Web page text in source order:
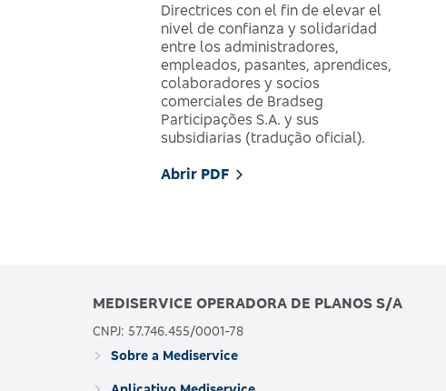
Directrices con el fin de elevar el
nivel de confianza y solidaridad
entre los administradores,
empleados, pasantes, aprendices,
colaboradores y socios
comerciales de Bradseg
Participações S.A. y sus
subsidiarias (tradução oficial).
Abrir PDF
MEDISERVICE OPERADORA DE PLANOS S/A
CNPJ: 57.746.455/0001-78
Sobre a Mediservice